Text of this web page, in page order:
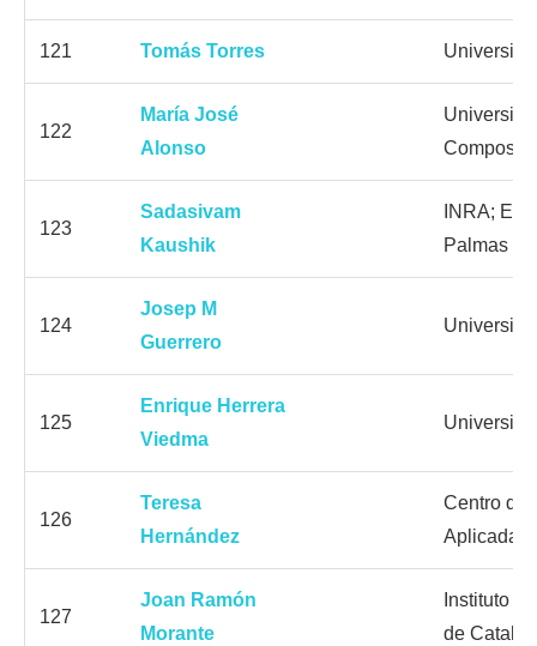
121 Tomás Torres
122
María José
Alonso
123
Sadasivam
Kaushik
INRA;
Palmas
124
Josep M
Guerrero
125
Enrique Herrera
Viedma
126
Teresa
Hernández
Centro de
Aplicada
127
Joan Ramón
Morante
Instituto
de